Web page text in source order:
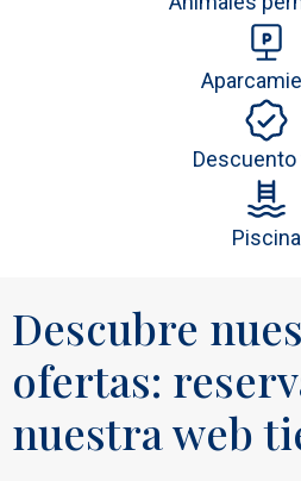
Descuento
Piscina
Descubre
ofertas:
nuestra web